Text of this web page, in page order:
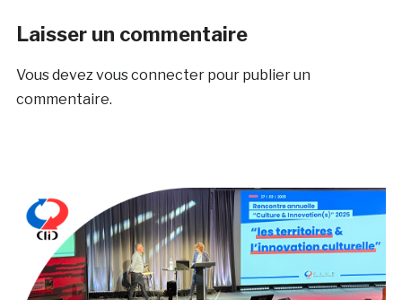
Laisser un commentaire
Vous devezvous connecterpour publier un
commentaire.